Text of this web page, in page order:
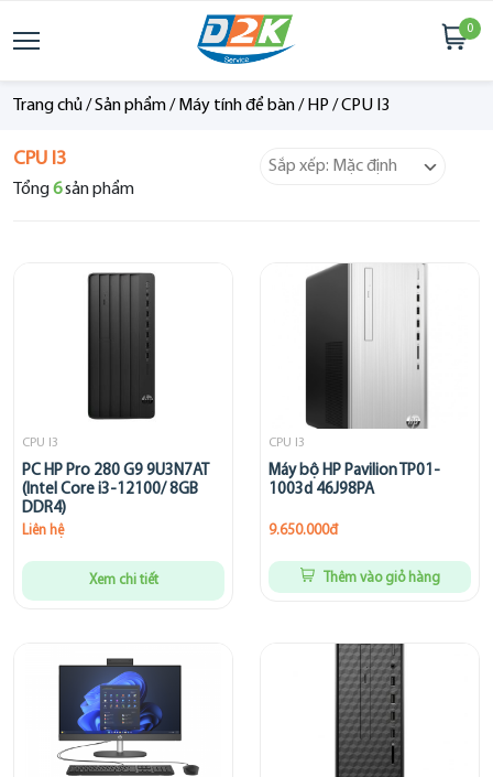
0
Trang chủ/Sản phẩm/ Máy tính để bàn/ HP /CPU I3
CPU I3
Tổng6sản phẩm
CPU I3
PC HP Pro 280 G9 9U3N7AT
(Intel Core i3-12100/ 8GB
DDR4)
Liên hệ
Xem chi tiết
CPU I3
Máy bộ HP Pavilion TP01-
1003d 46J98PA
9.650.000đ
Thêm vào giỏ hàng